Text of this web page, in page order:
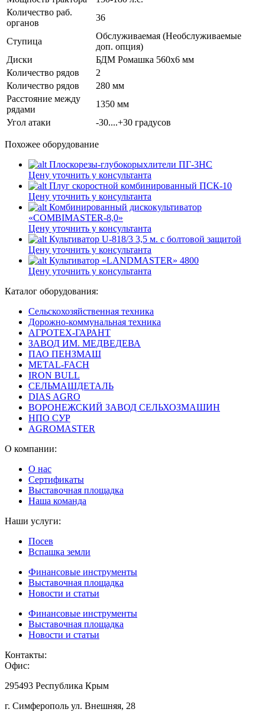
Количество раб.
органов
36
Ступица
Обслуживаемая (Необслуживаемые
доп. опция)
Диски
БДМ Ромашка 560х6 мм
Количество рядов
2
Количество рядов
280 мм
Расстояние между
рядами
1350 мм
Угол атаки
-30....+30 градусов
Похожее оборудование
Плоскорезы-глубокорыхлители ПГ-3НС
Цену уточнить у консультанта
Плуг скоростной комбинированный ПСК-10
Цену уточнить у консультанта
Комбинированный дискокультиватор
«COMBIMASTER-8,0»
Цену уточнить у консультанта
Культиватор U-818/3 3,5 м. с болтовой защитой
Цену уточнить у консультанта
Культиватор «LANDMASTER» 4800
Цену уточнить у консультанта
Каталог оборудования:
Сельскохозяйственная техника
Дорожно-коммунальная техника
АГРОТЕХ-ГАРАНТ
ЗАВОД ИМ. МЕДВЕДЕВА
ПАО ПЕНЗМАШ
METAL-FACH
IRON BULL
СЕЛЬМАШДЕТАЛЬ
DIAS AGRO
ВОРОНЕЖСКИЙ ЗАВОД СЕЛЬХОЗМАШИН
НПО СУР
AGROMASTER
О компании:
О нас
Сертификаты
Выставочная площадка
Наша команда
Наши услуги:
Посев
Вспашка земли
Финансовые инструменты
Выставочная площадка
Новости и статьи
Финансовые инструменты
Выставочная площадка
Новости и статьи
Контакты:
Офис:
295493 Республика Крым
г. Симферополь ул. Внешняя, 28